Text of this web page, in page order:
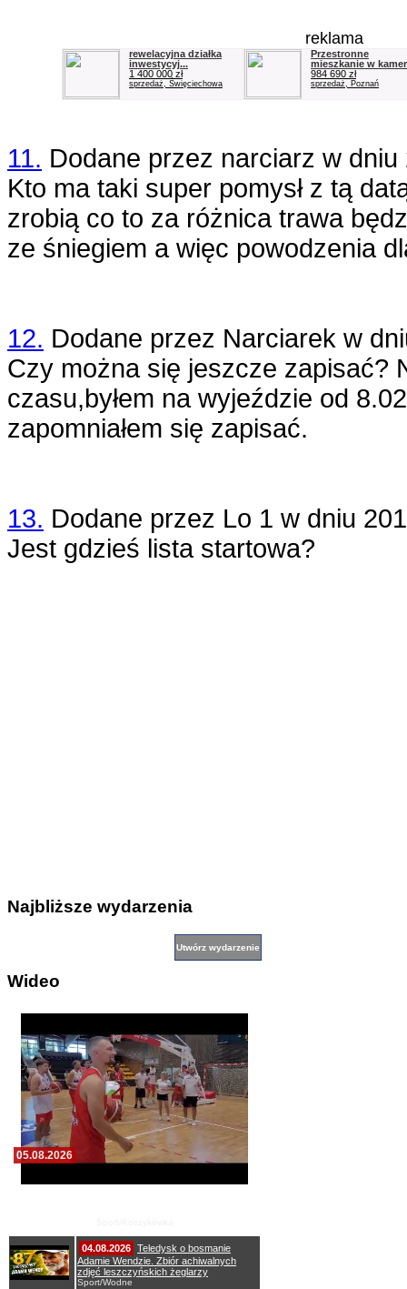
reklama
rewelacyjna działka
inwestycyj...
1 400 000 zł
sprzedaż, Święciechowa
Przestronne
mieszkanie w
984 690 zł
sprzedaż, Poznań
11. Dodane przez narciarz w dniu
Kto ma taki super pomysł z tą
zrobią co to za różnica trawa
ze śniegiem a więc powodzenia
12. Dodane przez Narciarek w
Czy można się jeszcze zapisać?
czasu,byłem na wyjeździe od
zapomniałem się zapisać.
13. Dodane przez Lo 1 w dniu
Jest gdzieś lista startowa?
Najbliższe wydarzenia
Wideo
05.08.2026
04.08.2026 Teledysk o bosmanie
Adamie Wendzie. Zbiór achiwalnych
zdjęć leszczyńskich żeglarzy
Sport/Wodne